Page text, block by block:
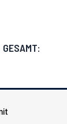
GESAMT: